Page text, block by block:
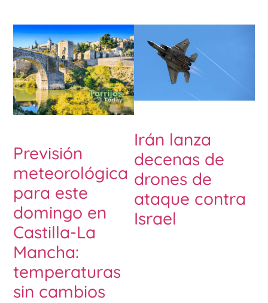
Previsión
meteorológica
para este
domingo en
Castilla-La
Mancha:
temperaturas
sin cambios
Irán lanza
decenas de
drones de
ataque contra
Israel